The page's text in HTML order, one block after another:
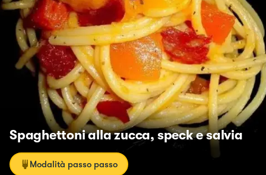
Spaghettoni alla zucca, speck e salvia
Modalità passo passo